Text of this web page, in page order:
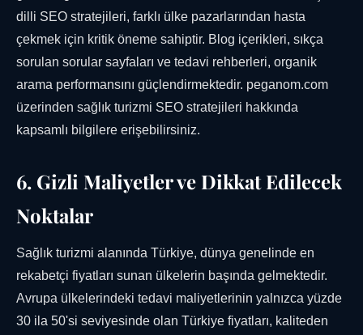
dilli SEO stratejileri, farklı ülke pazarlarından hasta
çekmek için kritik öneme sahiptir. Blog içerikleri, sıkça
sorulan sorular sayfaları ve tedavi rehberleri, organik
arama performansını güçlendirmektedir. peganom.com
üzerinden sağlık turizmi SEO stratejileri hakkında
kapsamlı bilgilere erişebilirsiniz.
6. Gizli Maliyetler ve Dikkat Edilecek
Noktalar
Sağlık turizmi alanında Türkiye, dünya genelinde en
rekabetçi fiyatları sunan ülkelerin başında gelmektedir.
Avrupa ülkelerindeki tedavi maliyetlerinin yalnızca yüzde
30 ila 50'si seviyesinde olan Türkiye fiyatları, kaliteden